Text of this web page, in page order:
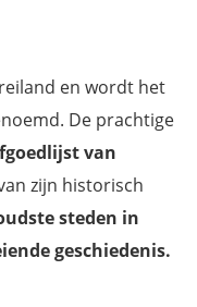
en wordt het
De prachtige
van
zijn historisch
steden in
geschiedenis.